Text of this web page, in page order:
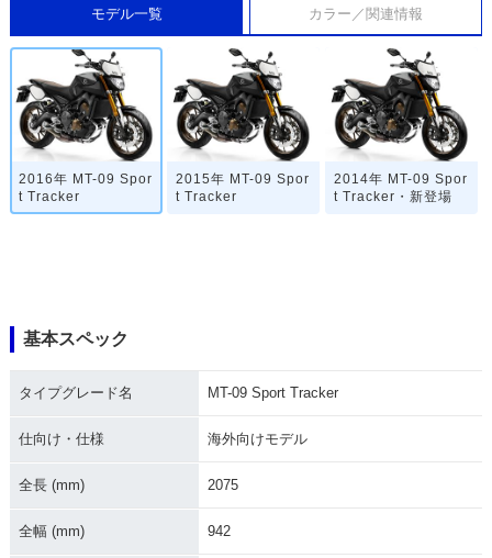
モデル一覧 カラー／関連情報
2016年 MT-09 Spor
t Tracker
2015年 MT-09 Spor
t Tracker
2014年 MT-09 Spor
t Tracker・新登場
基本スペック
タイプグレード名 MT-09 Sport Tracker
仕向け・仕様 海外向けモデル
全長 (mm) 2075
全幅 (mm) 942